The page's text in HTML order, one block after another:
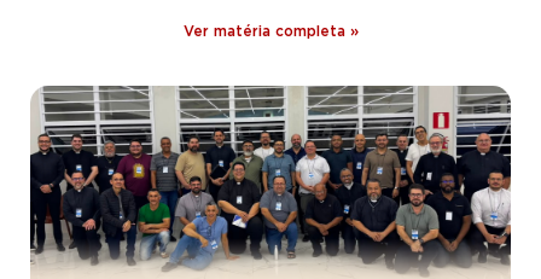
Ver matéria completa »